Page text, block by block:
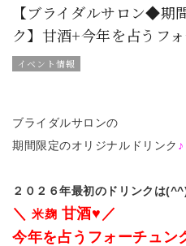
【ブライダルサロン◆期
ク】甘酒+今年を占うフ
イベント情報
ブライダルサロンの
期間限定のオリジナルドリンク ♪
２０２６年最初のドリンクは
＼米麹 甘酒♥ ／
今年を占うフォーチュ